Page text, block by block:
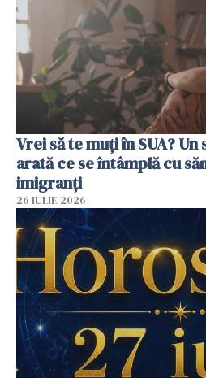
Vrei să te muți în SUA?
arată ce se întâmplă cu
imigranți
26 IULIE 2026